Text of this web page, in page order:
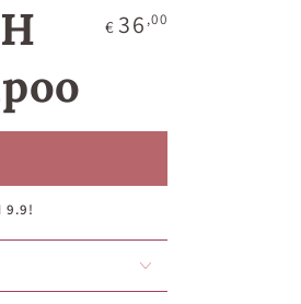
Normale
€ 36 ,00
9.9!